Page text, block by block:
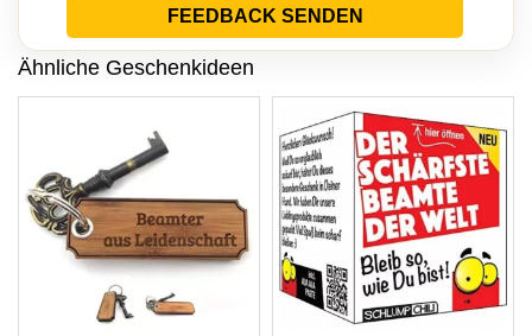
FEEDBACK SENDEN
Ähnliche Geschenkideen